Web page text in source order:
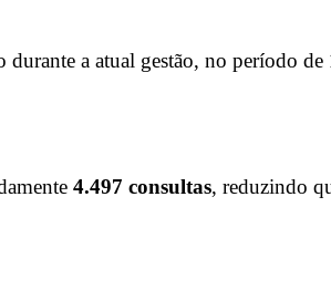
durante a atual gestão, no período de
4.497 consultas, reduzindo